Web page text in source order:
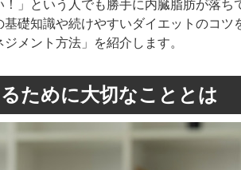
」という人でも勝手に内臓脂肪が落ち
礎知識や続けやすいダイエットのコツ
メント方法」を紹介します。
ために大切なこととは